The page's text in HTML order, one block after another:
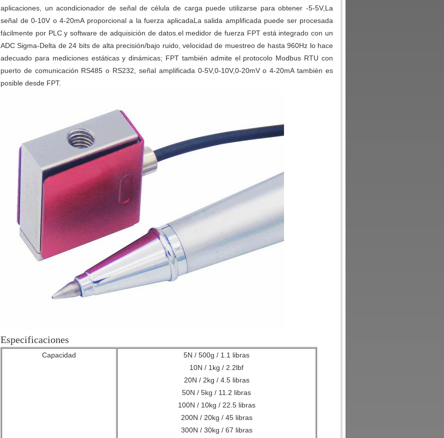
aplicaciones, un acondicionador de señal de célula de carga puede utilizarse para obtener -5-5V,La
señal de 0-10V o 4-20mA proporcional a la fuerza aplicadaLa salida amplificada puede ser procesada
fácilmente por PLC y software de adquisición de datos.el medidor de fuerza FPT está integrado con un
ADC Sigma-Delta de 24 bits de alta precisión/bajo ruido, velocidad de muestreo de hasta 960Hz lo hace
adecuado para mediciones estáticas y dinámicas; FPT también admite el protocolo Modbus RTU con
puerto de comunicación RS485 o RS232, señal amplificada 0-5V,0-10V,0-20mV o 4-20mA también es
posible desde FPT.
Especificaciones
Capacidad
5N / 500g / 1.1 libras
10N / 1kg / 2.2lbf
20N / 2kg / 4.5 libras
50N / 5kg / 11.2 libras
100N / 10kg / 22.5 libras
200N / 20kg / 45 libras
300N / 30kg / 67 libras